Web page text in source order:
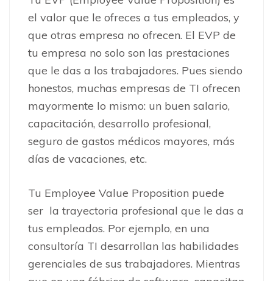
el valor que le ofreces a tus empleados, y
que otras empresa no ofrecen. El EVP de
tu empresa no solo son las prestaciones
que le das a los trabajadores. Pues siendo
honestos, muchas empresas de TI ofrecen
mayormente lo mismo: un buen salario,
capacitación, desarrollo profesional,
seguro de gastos médicos mayores, más
días de vacaciones, etc.
Tu Employee Value Proposition puede
ser la trayectoria profesional que le das a
tus empleados. Por ejemplo, en una
consultoría TI desarrollan las habilidades
gerenciales de sus trabajadores. Mientras